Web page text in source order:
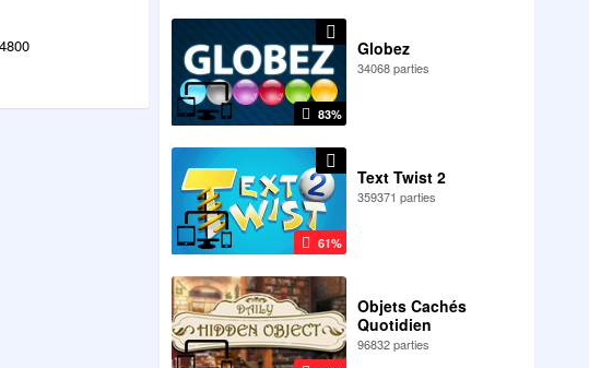
83%
Globez
34068 parties
61%
Text Twist 2
359371 parties
Objets Cachés
Quotidien
96832 parties